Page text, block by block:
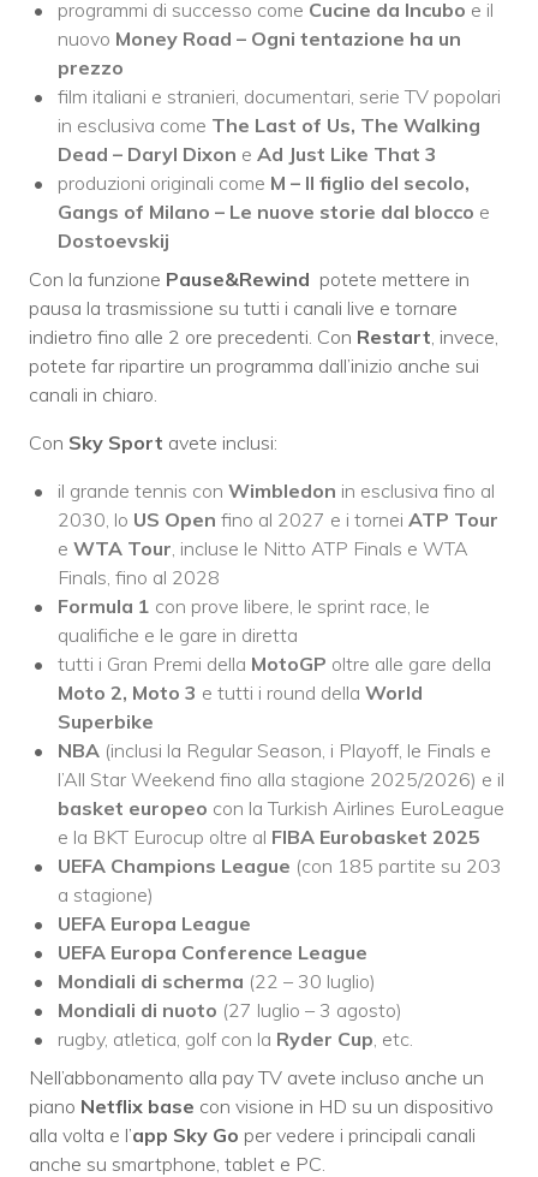
programmi di successo come Cucine da Incubo e il
nuovo Money Road – Ogni tentazione ha un
prezzo
film italiani e stranieri, documentari, serie TV popolari
in esclusiva come The Last of Us, The Walking
Dead – Daryl Dixon e Ad Just Like That 3
produzioni originali come M – Il figlio del secolo,
Gangs of Milano – Le nuove storie dal blocco e
Dostoevskij
Con la funzione Pause&Rewind potete mettere in
pausa la trasmissione su tutti i canali live e tornare
indietro fino alle 2 ore precedenti. Con Restart , invece,
potete far ripartire un programma dall’inizio anche sui
canali in chiaro.
Con Sky Sport avete inclusi:
il grande tennis con Wimbledon in esclusiva fino al
2030, lo US Open fino al 2027 e i tornei ATP Tour
e WTA Tour , incluse le Nitto ATP Finals e WTA
Finals, fino al 2028
Formula 1 con prove libere, le sprint race, le
qualifiche e le gare in diretta
tutti i Gran Premi della MotoGP oltre alle gare della
Moto 2, Moto 3 e tutti i round della World
Superbike
NBA (inclusi la Regular Season, i Playoff, le Finals e
l’All Star Weekend fino alla stagione 2025/2026) e il
basket europeo con la Turkish Airlines EuroLeague
e la BKT Eurocup oltre al FIBA Eurobasket 2025
UEFA Champions League (con 185 partite su 203
a stagione)
UEFA Europa League
UEFA Europa Conference League
Mondiali di scherma (22 – 30 luglio)
Mondiali di nuoto (27 luglio – 3 agosto)
rugby, atletica, golf con la Ryder Cup , etc.
Nell’abbonamento alla pay TV avete incluso anche un
piano Netflix base con visione in HD su un dispositivo
alla volta e l’app Sky Go per vedere i principali canali
anche su smartphone, tablet e PC.